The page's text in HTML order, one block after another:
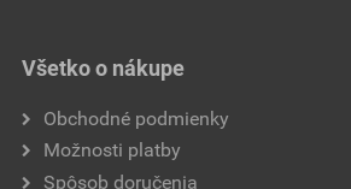
Všetko o nákupe
Obchodné podmienky
Možnosti platby
Spôsob doručenia